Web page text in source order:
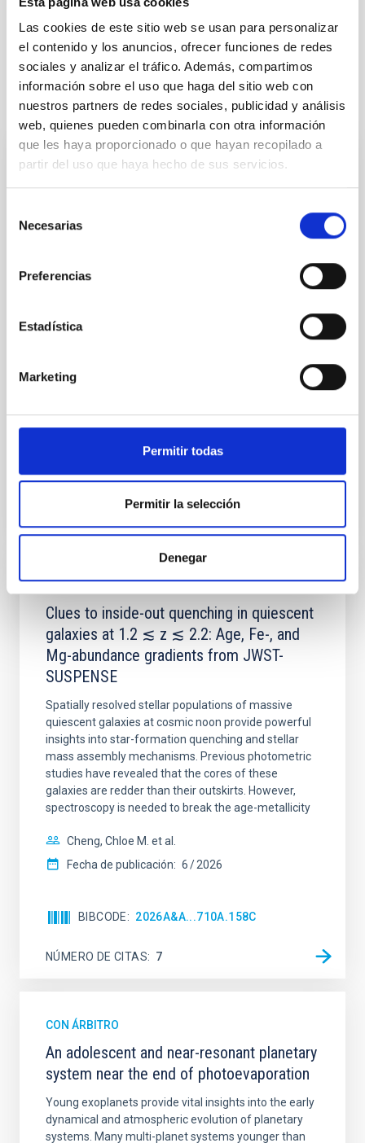
Las cookies de este sitio web se usan para personalizar
el contenido y los anuncios, ofrecer funciones de redes
sociales y analizar el tráfico. Además, compartimos
información sobre el uso que haga del sitio web con
nuestros partners de redes sociales, publicidad y análisis
web, quienes pueden combinarla con otra información
que les haya proporcionado o que hayan recopilado a
partir del uso que haya hecho de sus servicios.
Necesarias
Preferencias
Estadística
Marketing
Permitir todas
Permitir la selección
Denegar
Física estelar e interestelar (FEEI)
Sistema Solar y Sistemas Planetarios (SEYSS)
Te puede interesar
CON ÁRBITRO
Magnetic Field Alignment with Dense
Cores in the Transition between Cloud and
Core Scales
In a magnetically dominated model of star formation,
we expect to see alignments between the magnetic
cloud-scale magnetic field. A. Pandhi et al. showed
instead, however, that the orientation of cores and
Fecha de publicación: 5 2026
BIBCODE 2026APJ..1003...83Y
CON ÁRBITRO
Clues to inside-out quenching in quiescent
galaxies at 1.2 ≲ z ≲ 2.2: Age, Fe-, and
Mg-abundance gradients from JWST-
SUSPENSE
Spatially resolved stellar populations of massive
quiescent galaxies at cosmic noon provide powerful
insights into star-formation quenching and stellar
mass assembly mechanisms. Previous photometric
studies have revealed that the cores of these
galaxies are redder than their outskirts. However,
spectroscopy is needed to break the age-metallicity
Cheng, Chloe M. et al.
Fecha de publicación: 6 2026
BIBCODE 2026A&A...710A.158C
NÚMERO DE CITAS 7
CON ÁRBITRO
An adolescent and near-resonant planetary
system near the end of photoevaporation
Young exoplanets provide vital insights into the early
dynamical and atmospheric evolution of planetary
systems. Many multi-planet systems younger than